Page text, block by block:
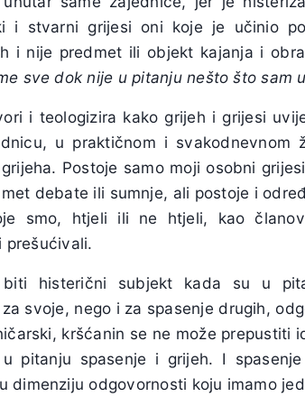
i stvarni grijesi oni koje je učinio
i nije predmet ili objekt kajanja i
sve dok nije u pitanju nešto što sam
i teologizira kako grijeh i grijesi
u praktičnom i
Postoje samo moji osobni
debate ili sumnje, ali postoje i
smo, htjeli ili ne htjeli, kao
prešućivali.
histerični subjekt kada su u
svoje, nego i za spasenje drugih,
kršćanin se ne može prepustiti
pitanju spasenje i grijeh. I
dimenziju odgovornosti koju imamo